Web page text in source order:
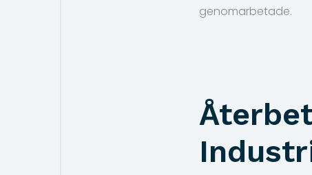
genomarbetade.